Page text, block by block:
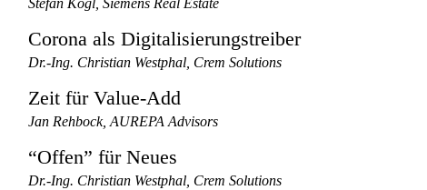
Stefan Kögl, Siemens Real Estate
Corona als Digitalisierungstreiber
Dr.-Ing. Christian Westphal, Crem Solutions
Zeit für Value-Add
Jan Rehbock, AUREPA Advisors
“Offen” für Neues
Dr.-Ing. Christian Westphal, Crem Solutions